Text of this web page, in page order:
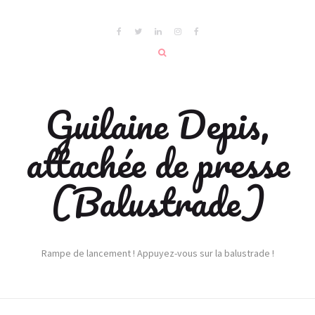
Guilaine Depis,
attachée de presse
(Balustrade)
Rampe de lancement ! Appuyez-vous sur la balustrade !